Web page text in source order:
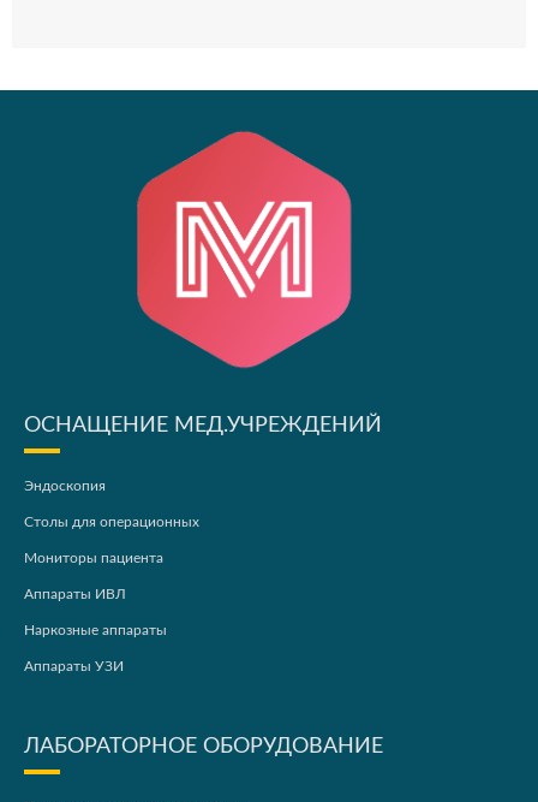
ОСНАЩЕНИЕ МЕД.УЧРЕЖДЕНИЙ
Эндоскопия
Столы для операционных
Мониторы пациента
Аппараты ИВЛ
Наркозные аппараты
Аппараты УЗИ
ЛАБОРАТОРНОЕ ОБОРУДОВАНИЕ